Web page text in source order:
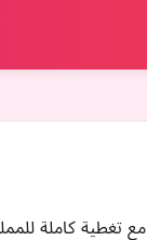
تغطية كاملة